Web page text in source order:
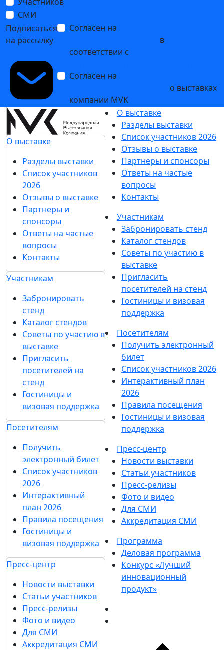
СМИ
Подписаться
на рассылку
Согласен на
в
соответствии с
Согласен на
о выставках
компании MVK
О выставке
Разделы выставки
Список участников
2026
Отзывы о выставке
Партнеры и
спонсоры
Ответы на частые
вопросы
Контакты
Участникам
Забронировать
стенд
Каталог стендов
Советы по участию в
выставке
Пригласить
посетителей на
стенд
Гостиницы и
визовая поддержка
Посетителям
Получить
электронный билет
Список участников
2026
Интерактивный
план 2026
Правила посещения
Гостиницы и
визовая поддержка
Пресс-центр
Новости выставки
Статьи участников
Пресс-релизы
Фото и видео
Для СМИ
Аккредитация СМИ
О выставке
Разделы выставки
Список участников 2026
Отзывы о выставке
Партнеры и спонсоры
Ответы на частые
вопросы
Контакты
Участникам
Забронировать стенд
Каталог стендов
Советы по участию в
выставке
Пригласить
посетителей на стенд
Гостиницы и визовая
поддержка
Посетителям
Получить электронный
билет
Список участников 2026
Интерактивный план
2026
Правила посещения
Гостиницы и визовая
поддержка
Пресс-центр
Новости выставки
Статьи участников
Пресс-релизы
Фото и видео
Для СМИ
Аккредитация СМИ
Программа
Деловая программа
Конкурс «Лучший
инновационный
продукт»